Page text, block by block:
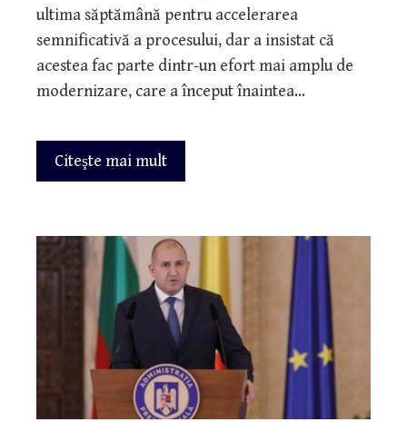
ultima săptămână pentru accelerarea
semnificativă a procesului, dar a insistat că
acestea fac parte dintr-un efort mai amplu de
modernizare, care a început înaintea…
Citeşte mai mult